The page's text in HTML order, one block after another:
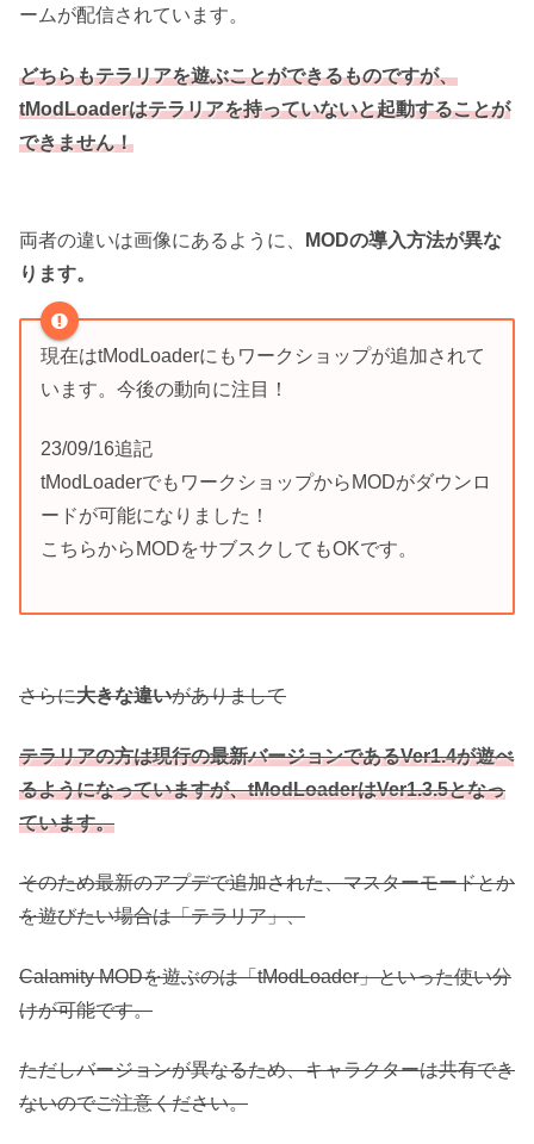
ームが配信されています。
どちらもテラリアを遊ぶことができるものですが、
tModLoaderはテラリアを持っていないと起動することが
できません！
両者の違いは画像にあるように、
MODの導入方法が異な
ります。
現在はtModLoaderにもワークショップが追加されて
います。今後の動向に注目！
23/09/16追記
tModLoaderでもワークショップからMODがダウンロ
ードが可能になりました！
こちらからMODをサブスクしてもOKです。
さらに大きな違いがありまして
テラリアの方は現行の最新バージョンであるVer1.4が遊べ
るようになっていますが、tModLoaderはVer1.3.5となっ
ています。
そのため最新のアプデで追加された、マスターモードとか
を遊びたい場合は「テラリア」、
Calamity MODを遊ぶのは「tModLoader」といった使い分
けが可能です。
ただしバージョンが異なるため、キャラクターは共有でき
ないのでご注意ください。